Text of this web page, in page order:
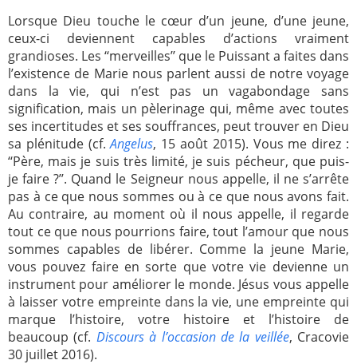
Lorsque Dieu touche le cœur d’un jeune, d’une jeune,
ceux-ci deviennent capables d’actions vraiment
grandioses. Les ‘‘merveilles’’ que le Puissant a faites dans
l’existence de Marie nous parlent aussi de notre voyage
dans la vie, qui n’est pas un vagabondage sans
signification, mais un pèlerinage qui, même avec toutes
ses incertitudes et ses souffrances, peut trouver en Dieu
sa plénitude (cf.Angelus, 15 août 2015). Vous me direz :
‘‘Père, mais je suis très limité, je suis pécheur, que puis-
je faire ?’’. Quand le Seigneur nous appelle, il ne s’arrête
pas à ce que nous sommes ou à ce que nous avons fait.
Au contraire, au moment où il nous appelle, il regarde
tout ce que nous pourrions faire, tout l’amour que nous
sommes capables de libérer. Comme la jeune Marie,
vous pouvez faire en sorte que votre vie devienne un
instrument pour améliorer le monde. Jésus vous appelle
à laisser votre empreinte dans la vie, une empreinte qui
marque l’histoire, votre histoire et l’histoire de
beaucoup (cf. Discours à l’occasion de la veillée, Cracovie
30 juillet 2016).